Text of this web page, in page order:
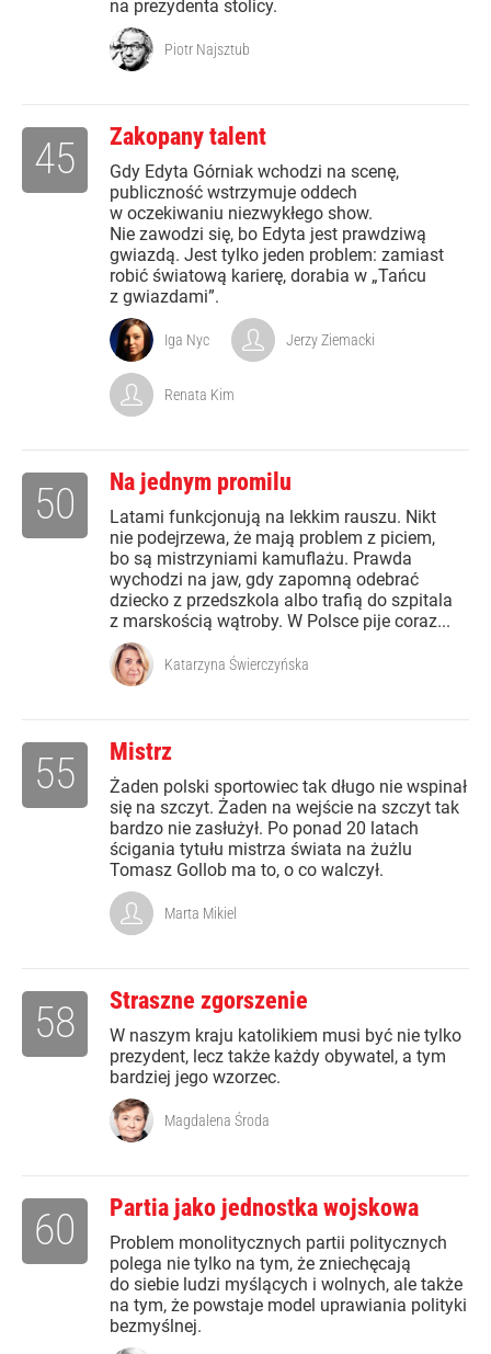
na prezydenta stolicy.
Piotr Najsztub
Zakopany talent
Gdy Edyta Górniak wchodzi na scenę,
publiczność wstrzymuje oddech
w oczekiwaniu niezwykłego show.
Nie zawodzi się, bo Edyta jest prawdziwą
gwiazdą. Jest tylko jeden problem: zamiast
robić światową karierę, dorabia w „Tańcu
z gwiazdami”.
45
Iga Nyc Jerzy Ziemacki
Renata Kim
Na jednym promilu
Latami funkcjonują na lekkim rauszu. Nikt
nie podejrzewa, że mają problem z piciem,
bo są mistrzyniami kamuflażu. Prawda
wychodzi na jaw, gdy zapomną odebrać
dziecko z przedszkola albo trafią do szpitala
z marskością wątroby. W Polsce pije coraz...
50
Katarzyna Świerczyńska
Mistrz
Żaden polski sportowiec tak długo nie wspinał
się na szczyt. Żaden na wejście na szczyt tak
bardzo nie zasłużył. Po ponad 20 latach
ścigania tytułu mistrza świata na żużlu
Tomasz Gollob ma to, o co walczył.
55
Marta Mikiel
Straszne zgorszenie
W naszym kraju katolikiem musi być nie tylko
prezydent, lecz także każdy obywatel, a tym
bardziej jego wzorzec.
58
Magdalena Środa
Partia jako jednostka wojskowa
Problem monolitycznych partii politycznych
polega nie tylko na tym, że zniechęcają
do siebie ludzi myślących i wolnych, ale także
na tym, że powstaje model uprawiania polityki
bezmyślnej.
60